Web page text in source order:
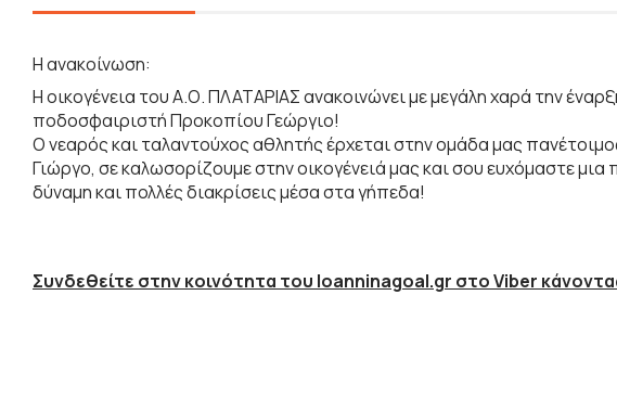
Η ανακοίνωση:
Η οικογένεια του Α.Ο. ΠΛΑΤΑΡΙΑΣ ανακοινώνει με μεγάλη χαρά την
ποδοσφαιριστή Προκοπίου Γεώργιο!
​Ο νεαρός και ταλαντούχος αθλητής έρχεται στην ομάδα μας πανέτοιμος
​Γιώργο, σε καλωσορίζουμε στην οικογένειά μας και σου ευχόμαστε μια
δύναμη και πολλές διακρίσεις μέσα στα γήπεδα!
Συνδεθείτε στην κοινότητα του Ioanninagoal.gr στο Viber